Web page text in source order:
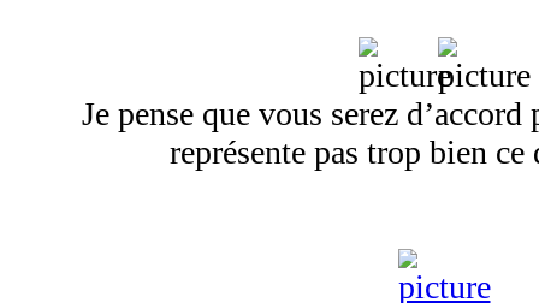
Je pense que vous serez
représente pas trop bien ce